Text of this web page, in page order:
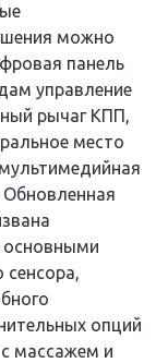
можно
панель
управление
рычаг КПП,
место
основными
опций
массажем и